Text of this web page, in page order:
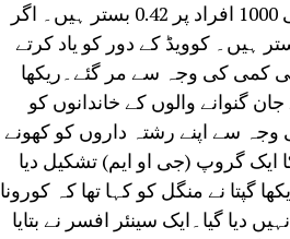
کم از کم دو ہسپتالوں کے بستر ہونے چاہئیں۔ لیکن، دہلی میں فی 1000 افراد پر 0.42 بستر ہیں۔ اگر
سیکٹر کو بھی شامل کریں تو فی 1000 افراد پر 1.5 بستر ہیں۔ کوویڈ کے دور کو یاد کرتے
کمی کی وجہ سے مر گئے۔ریکھا
19 انفیکشن کی وجہ سے جان گنوانے والوں کے خاندانوں کو
سے اپنے رشتہ داروں کو کھونے
ایک گروپ (جی او ایم) تشکیل دیا
گپتا نے منگل کو کہا تھا کہ کورونا
دیا گیا۔ایک سینئر افسر نے بتایا